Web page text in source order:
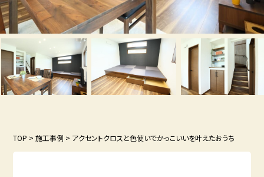
TOP >施工事例 > アクセントクロスと色使いでかっこいいを叶えたおうち